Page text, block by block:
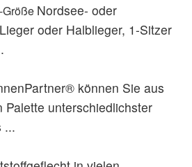
Größe Nordsee- oder
oder Halblieger, 1-Sitzer
können Sie aus
Palette unterschiedlichster
...